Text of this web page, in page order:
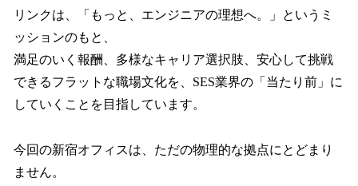
リンクは、「もっと、エンジニアの理想へ。」というミ
ッションのもと、
満足のいく報酬、多様なキャリア選択肢、安心して挑戦
できるフラットな職場文化を、SES業界の「当たり前」に
していくことを目指しています。
今回の新宿オフィスは、ただの物理的な拠点にとどまり
ません。